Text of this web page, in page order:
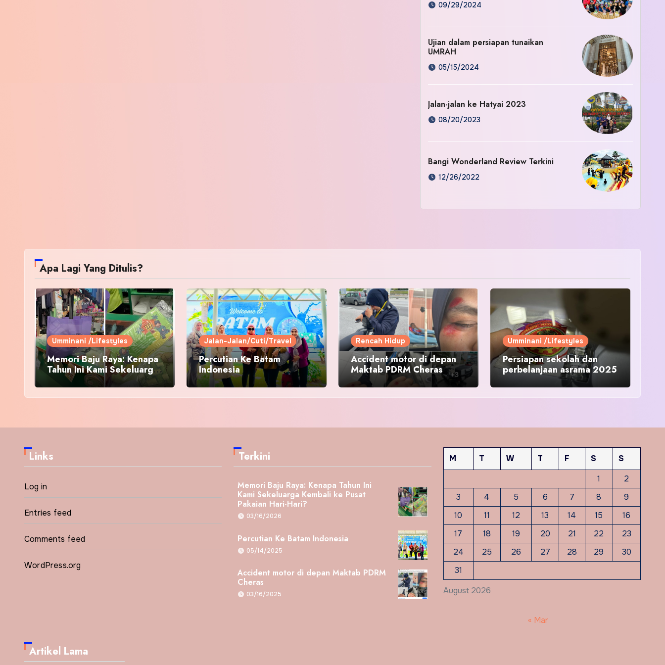
09/29/2024
Ujian dalam persiapan tunaikan
UMRAH
05/15/2024
Jalan-jalan ke Hatyai 2023
08/20/2023
Bangi Wonderland Review Terkini
12/26/2022
Apa Lagi Yang Ditulis?
Umminani /Lifestyles
Memori Baju Raya: Kenapa
Tahun Ini Kami Sekeluarga
Kembali ke Pusat Pakaian
Hari-Hari?
Jalan-Jalan/Cuti/Travel
Percutian Ke Batam
Indonesia
Rencah Hidup
Accident motor di depan
Maktab PDRM Cheras
Umminani /Lifestyles
Persiapan sekolah dan
perbelanjaan asrama 2025
Links
Log in
Entries feed
Comments feed
WordPress.org
Terkini
Memori Baju Raya: Kenapa Tahun Ini
Kami Sekeluarga Kembali ke Pusat
Pakaian Hari-Hari?
03/16/2026
Percutian Ke Batam Indonesia
05/14/2025
Accident motor di depan Maktab PDRM
Cheras
03/16/2025 August 2026
M T W T F S
S
1
2
3
4 5 6 7 8
9
10
11 12 13 14 15
16
17
18 19 20 21 22
23
24
25 26 27 28 29
30
31
« Mar
Artikel Lama